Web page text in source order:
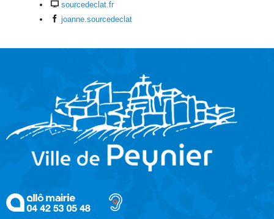
sourcedeclat.fr
joanne.sourcedeclat